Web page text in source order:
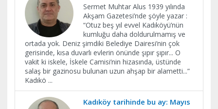
Sermet Muhtar Alus 1939 yılında
Akşam Gazetesi’nde şöyle yazar :
“Otuz beş yıl evvel Kadıköyü’nün
kumluğu daha doldurulmamış ve
ortada yok. Deniz şimdiki Belediye Dairesi’nin çok
gerisinde, kısa duvarlı evlerin önünde şıpır şıpır... O
vakit ki iskele, İskele Camisi’nin hizasında, üstünde
salaş bir gazinosu bulunan uzun ahşap bir alametti...”
Kadıkö ...
Kadıköy tarihinde bu ay: Mayıs